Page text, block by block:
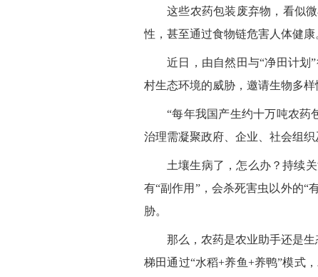
这些农药包装废弃物，看似
性，甚至通过食物链危害人体健康
近日，由自然田与“净田计划
村生态环境的威胁，邀请生物多
“每年我国产生约十万吨农药
治理需凝聚政府、企业、社会组织
土壤生病了，怎么办？持续
有“副作用”，会杀死害虫以外的“
胁。
那么，农药是农业助手还是
梯田通过“水稻+养鱼+养鸭”模式